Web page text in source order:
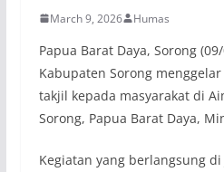
March 9, 2026 Humas
Papua Barat Daya, Sorong (09/
Kabupaten Sorong
takjil kepada masyarakat di
Sorong, Papua Barat Daya,
Kegiatan yang berlangsung